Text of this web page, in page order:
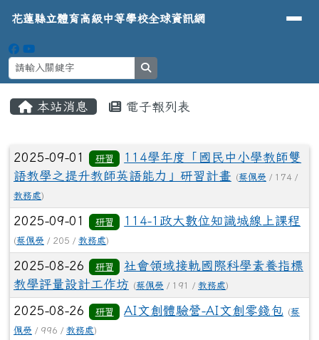
花蓮縣立體育高級中等學校全球資
導覽列
花蓮縣立體育高級中等學校全球資訊網
本站消息 電子報列表
文章列表
2025-09-01 研習
114學年度「國民中小學教師雙
語教學之提升教師英語能力」研習計畫
(蔡佩熒 / 174 /
教務處)
2025-09-01 研習 114-1政大數位知識城線上課程
(蔡佩熒 / 205 / 教務處)
2025-08-26 研習
社會領域接軌國際科學素養指標
教學評量設計工作坊
(蔡佩熒 / 191 / 教務處)
2025-08-26 研習 AI文創體驗營-AI文創零錢包 (蔡
佩熒 / 996 / 教務處)